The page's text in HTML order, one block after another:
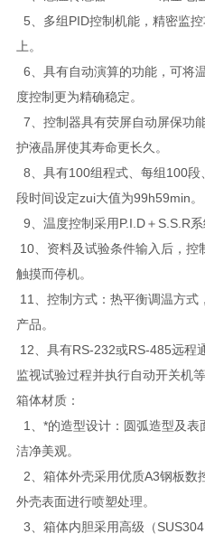
5、多组PID控制机能，精密监
上。
6、具有自动演算的功能，可将
度控制更为精确稳定。
7、控制器具有荧屏自动屏保功
护液晶屏使其寿命更长久。
8、具有100组程式、每组100
段时间设定zui大值为99h59min。
9、温度控制采用P.I.D＋S.S.R系
10、资料及试验条件输入后，控
触摸而停机。
11、控制方式：热平衡调温方式
产品。
12、具有RS-232或RS-485远程
监视试验过程并执行自动开关机等
箱体材质：
1、*的造型设计：圆弧造型及
洁净美观。
2、箱体外壳采用优质A3钢板数
外壳表面进行喷塑处理。
3、箱体内胆采用高级（SUS304